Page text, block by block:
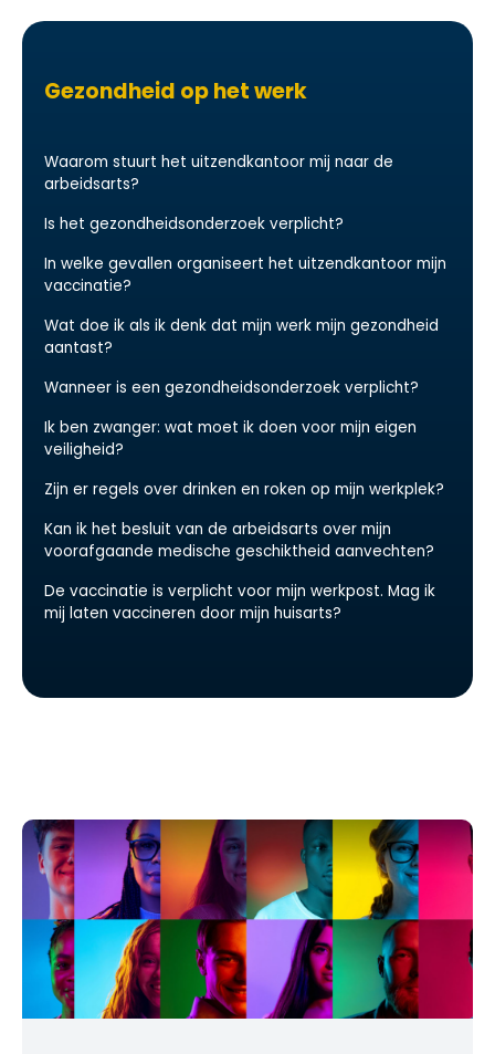
Gezondheid op het werk
Waarom stuurt het uitzendkantoor mij naar de
arbeidsarts?
Is het gezondheidsonderzoek verplicht?
In welke gevallen organiseert het uitzendkantoor mijn
vaccinatie?
Wat doe ik als ik denk dat mijn werk mijn gezondheid
aantast?
Wanneer is een gezondheidsonderzoek verplicht?
Ik ben zwanger: wat moet ik doen voor mijn eigen
veiligheid?
Zijn er regels over drinken en roken op mijn werkplek?
Kan ik het besluit van de arbeidsarts over mijn
voorafgaande medische geschiktheid aanvechten?
De vaccinatie is verplicht voor mijn werkpost. Mag ik
mij laten vaccineren door mijn huisarts?